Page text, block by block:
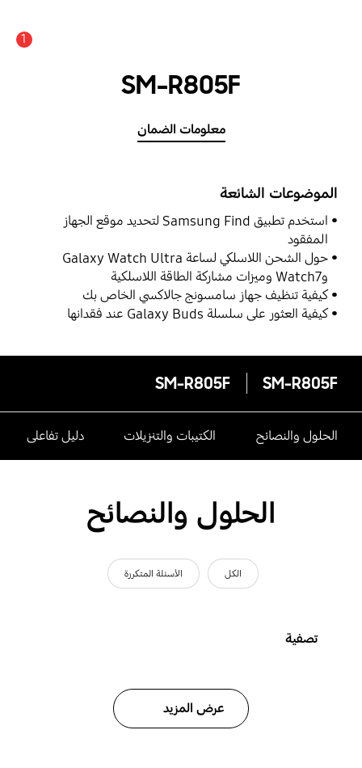
1
SM-R805F
معلومات الضمان
الموضوعات الشائعة
استخدم تطبيق Samsung Find لتحديد موقع الجهاز
المفقود
حول الشحن اللاسلكي لساعة Galaxy Watch Ultra
وWatch7 وميزات مشاركة الطاقة اللاسلكية
كيفية تنظيف جهاز سامسونج جالاكسي الخاص بك
كيفية العثور على سلسلة Galaxy Buds عند فقدانها
SM-R805F
SM-R805F
الحلول والنصائح الكتيبات والتنزيلات دليل تفاعلى
الحلول والنصائح
الكل الأسئلة المتكررة
تصفية
عرض المزيد